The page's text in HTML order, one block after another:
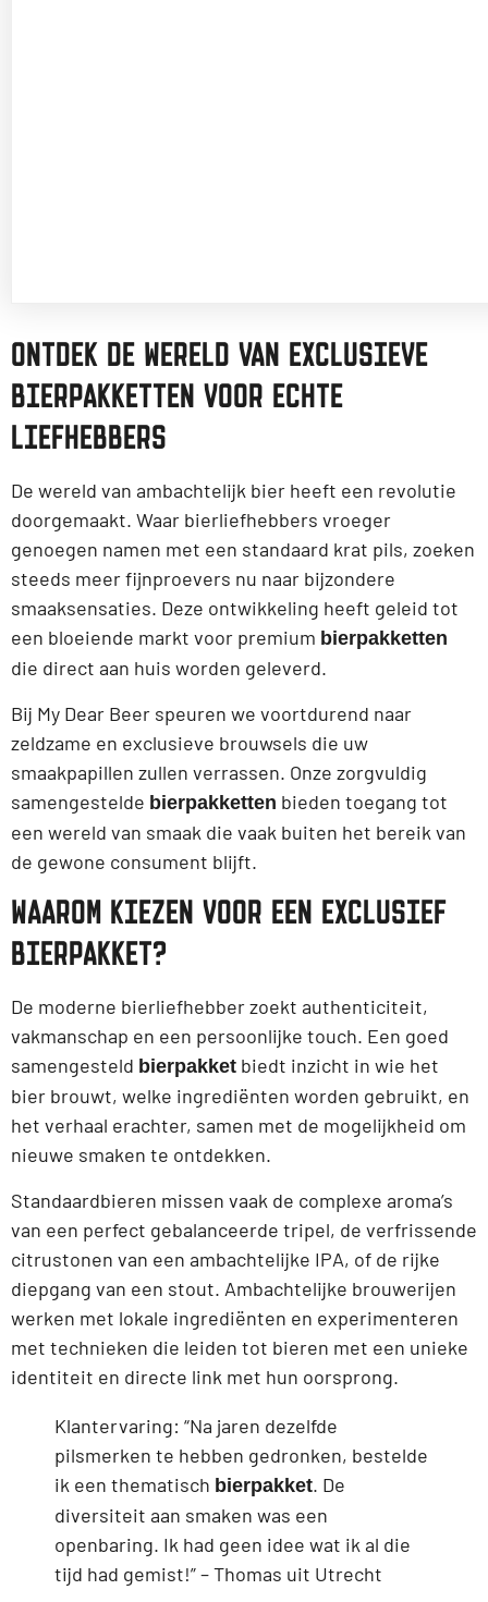
ONTDEK DE WERELD VAN EXCLUSIEVE
BIERPAKKETTEN VOOR ECHTE
LIEFHEBBERS
De wereld van ambachtelijk bier heeft een revolutie
doorgemaakt. Waar bierliefhebbers vroeger
genoegen namen met een standaard krat pils, zoeken
steeds meer fijnproevers nu naar bijzondere
smaaksensaties. Deze ontwikkeling heeft geleid tot
een bloeiende markt voor premium bierpakketten
die direct aan huis worden geleverd.
Bij My Dear Beer speuren we voortdurend naar
zeldzame en exclusieve brouwsels die uw
smaakpapillen zullen verrassen. Onze zorgvuldig
samengestelde bierpakketten bieden toegang tot
een wereld van smaak die vaak buiten het bereik van
de gewone consument blijft.
WAAROM KIEZEN VOOR EEN EXCLUSIEF
BIERPAKKET?
De moderne bierliefhebber zoekt authenticiteit,
vakmanschap en een persoonlijke touch. Een goed
samengesteld bierpakket biedt inzicht in wie het
bier brouwt, welke ingrediënten worden gebruikt, en
het verhaal erachter, samen met de mogelijkheid om
nieuwe smaken te ontdekken.
Standaardbieren missen vaak de complexe aroma’s
van een perfect gebalanceerde tripel, de verfrissende
citrustonen van een ambachtelijke IPA, of de rijke
diepgang van een stout. Ambachtelijke brouwerijen
werken met lokale ingrediënten en experimenteren
met technieken die leiden tot bieren met een unieke
identiteit en directe link met hun oorsprong.
Klantervaring: “Na jaren dezelfde
pilsmerken te hebben gedronken, bestelde
ik een thematisch bierpakket. De
diversiteit aan smaken was een
openbaring. Ik had geen idee wat ik al die
tijd had gemist!” – Thomas uit Utrecht